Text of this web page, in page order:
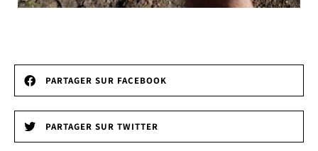
PARTAGER SUR FACEBOOK
PARTAGER SUR TWITTER